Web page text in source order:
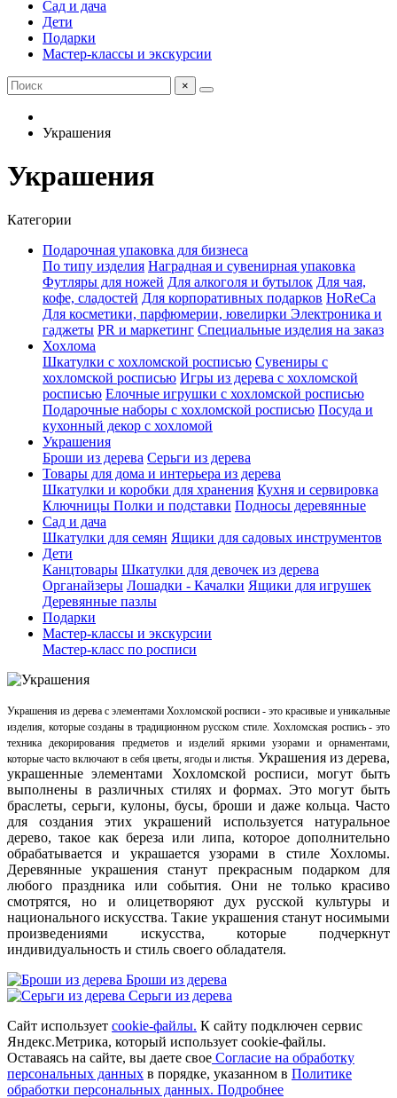
Сад и дача
Дети
Подарки
Мастер-классы и экскурсии
×
Украшения
Украшения
Категории
Подарочная упаковка для бизнеса
По типу изделия Наградная и сувенирная упаковка
Футляры для ножей Для алкоголя и бутылок Для чая,
кофе, сладостей Для корпоративных подарков HoReCa
Для косметики, парфюмерии, ювелирки Электроника и
гаджеты PR и маркетинг Специальные изделия на заказ
Хохлома
Шкатулки с хохломской росписью Сувениры с
хохломской росписью Игры из дерева с хохломской
росписью Елочные игрушки с хохломской росписью
Подарочные наборы с хохломской росписью Посуда и
кухонный декор с хохломой
Украшения
Броши из дерева Серьги из дерева
Товары для дома и интерьера из дерева
Шкатулки и коробки для хранения Кухня и сервировка
Ключницы Полки и подставки Подносы деревянные
Сад и дача
Шкатулки для семян Ящики для садовых инструментов
Дети
Канцтовары Шкатулки для девочек из дерева
Органайзеры Лошадки - Качалки Ящики для игрушек
Деревянные пазлы
Подарки
Мастер-классы и экскурсии
Мастер-класс по росписи
Украшения из дерева с элементами Хохломской росписи - это красивые и уникальные
изделия, которые созданы в традиционном русском стиле. Хохломская роспись - это
техника декорирования предметов и изделий яркими узорами и орнаментами,
которые часто включают в себя цветы, ягоды и листья. Украшения из дерева,
украшенные элементами Хохломской росписи, могут быть
выполнены в различных стилях и формах. Это могут быть
браслеты, серьги, кулоны, бусы, броши и даже кольца. Часто
для создания этих украшений используется натуральное
дерево, такое как береза или липа, которое дополнительно
обрабатывается и украшается узорами в стиле Хохломы.
Деревянные украшения станут прекрасным подарком для
любого праздника или события. Они не только красиво
смотрятся, но и олицетворяют дух русской культуры и
национального искусства. Такие украшения станут носимыми
произведениями искусства, которые подчеркнут
индивидуальность и стиль своего обладателя.
Броши из дерева
Серьги из дерева
Сайт использует cookie-файлы. К cайту подключен сервис
Яндекс.Метрика, который использует cookie-файлы.
Оставаясь на сайте, вы даете свое Согласие на обработку
персональных данных в порядке, указанном в Политике
обработки персональных данных. Подробнее